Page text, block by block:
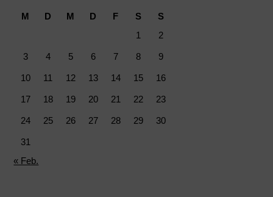
M D M D F S
S
1
2
3 4 5 6 7 8 9
10 11 12 13 14 15 16
17 18 19 20 21 22 23
24 25 26 27 28 29 30
31
« Feb.